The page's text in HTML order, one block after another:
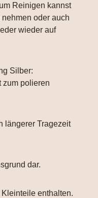
Reinigen kannst
oder auch
wieder auf
Silber:
zum polieren
längerer Tragezeit
dar.
enthalten.